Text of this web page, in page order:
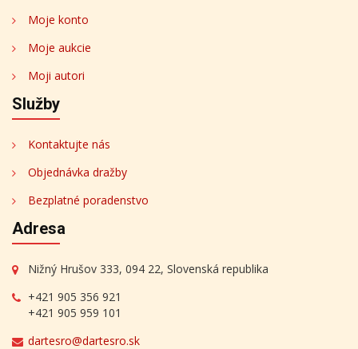
Moje konto
Moje aukcie
Moji autori
Služby
Kontaktujte nás
Objednávka dražby
Bezplatné poradenstvo
Adresa
Nižný Hrušov 333, 094 22, Slovenská republika
+421 905 356 921
+421 905 959 101
dartesro@dartesro.sk